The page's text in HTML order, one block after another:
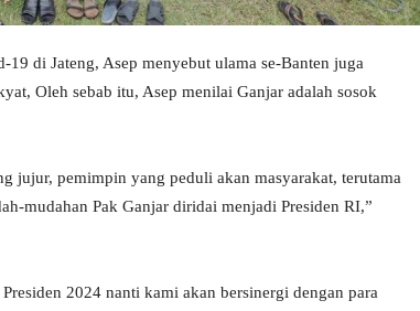
di Jateng, Asep menyebut ulama se-Banten juga
Oleh sebab itu, Asep menilai Ganjar adalah sosok
jujur, pemimpin yang peduli akan masyarakat, terutama
mudahan Pak Ganjar diridai menjadi Presiden RI,”
2024 nanti kami akan bersinergi dengan para